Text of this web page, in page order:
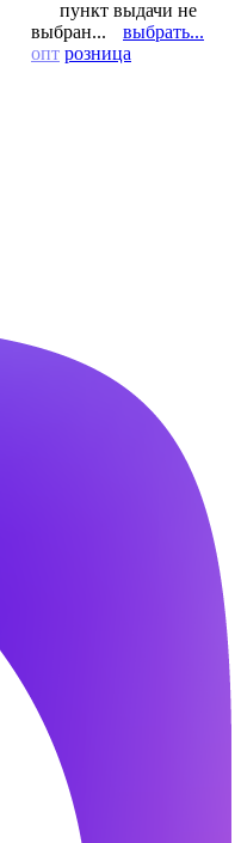
пункт выдачи не
выбран...
выбрать...
опт розница